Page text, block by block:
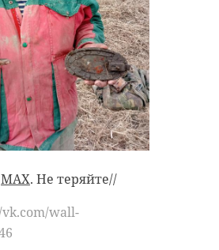
MAX. Не теряйте//
wall-